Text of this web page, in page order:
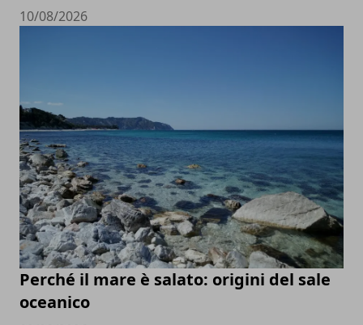
10/08/2026
Perché il mare è salato: origini del sale
oceanico